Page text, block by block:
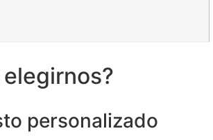
personalizado